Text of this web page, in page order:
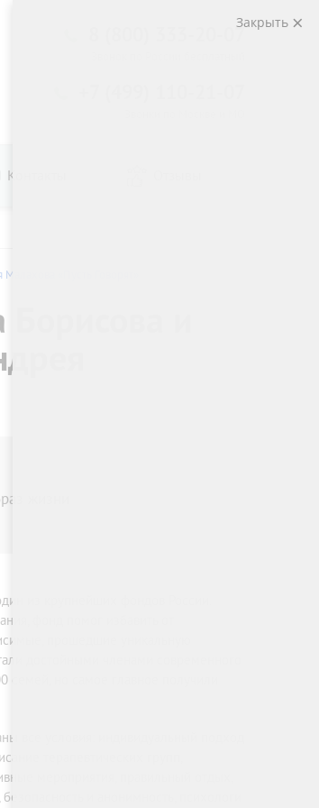
Контакты
«Пусть Говорят»
и
жизни
из крупнейших фондов России.
фонд помог избавить от
прошедшие уникальную
достойными членами современного
семей, но самое главное получили
все условия: индивидуальный подход
терапевтических групп,
мероприятия, правильный отдых,
и анонимность, психологи
Закрыть